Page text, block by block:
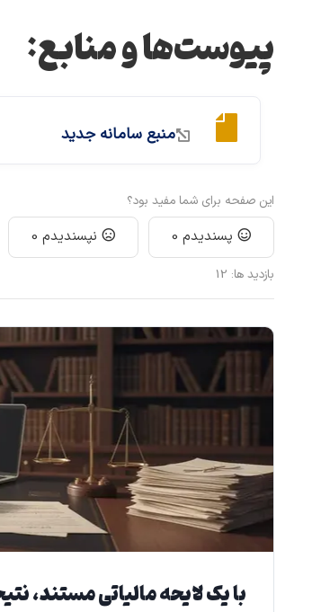
پیوست‌ها و منابع:
منبع سامانه جدید
این صفحه برای شما مفید بود؟
پسندیدم 0 نپسندیدم 0
بازدید ها: 12
با یک لایحه مالیاتی مستند،